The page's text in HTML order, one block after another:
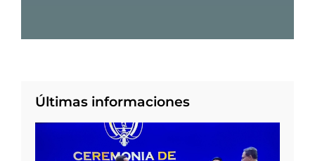
Últimas informaciones